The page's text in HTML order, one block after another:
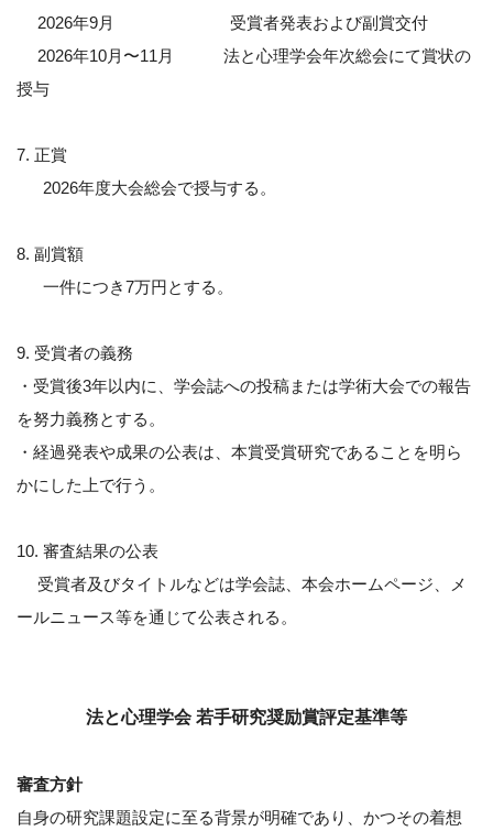
2026年9月 受賞者発表および副賞交付
2026年10月〜11月 法と心理学会年次総会にて賞状の
授与
7. 正賞
2026年度大会総会で授与する。
8. 副賞額
一件につき7万円とする。
9. 受賞者の義務
・受賞後3年以内に、学会誌への投稿または学術大会での報告
を努力義務とする。
・経過発表や成果の公表は、本賞受賞研究であることを明ら
かにした上で行う。
10. 審査結果の公表
受賞者及びタイトルなどは学会誌、本会ホームページ、メ
ールニュース等を通じて公表される。
法と心理学会 若手研究奨励賞評定基準等
審査方針
自身の研究課題設定に至る背景が明確であり、かつその着想